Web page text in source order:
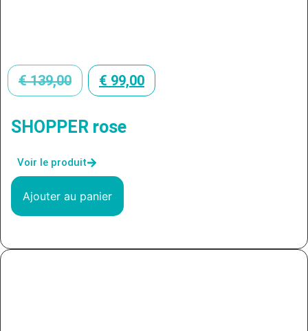
€139,00 € 99,00
SHOPPER rose
Voir le produit
Ajouter au panier